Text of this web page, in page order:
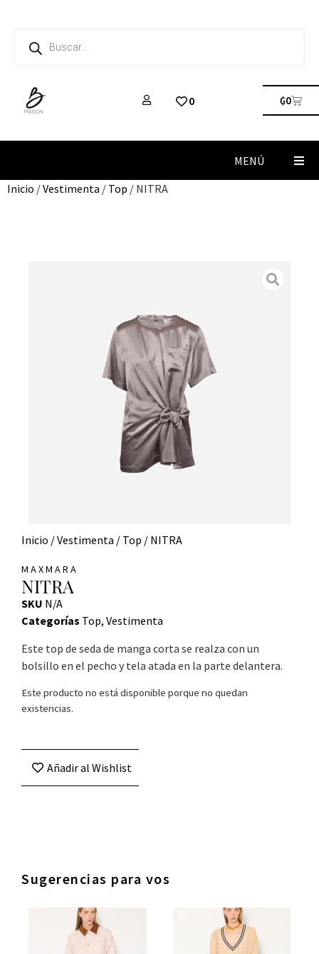
0 ₲0
MENÚ
Inicio /Vestimenta / Top / NITRA
Inicio /Vestimenta / Top / NITRA
MAXMARA
NITRA
SKU N/A
Categorías Top, Vestimenta
Este top de seda de manga corta se realza con un
bolsillo en el pecho y tela atada en la parte delantera.
Este producto no está disponible porque no quedan
existencias.
Añadir al Wishlist
Sugerencias para vos